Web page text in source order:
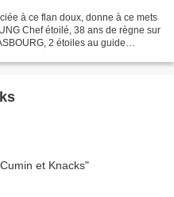
à ce flan doux, donne à ce mets
Chef étoilé, 38 ans de règne sur
2 étoiles au guide